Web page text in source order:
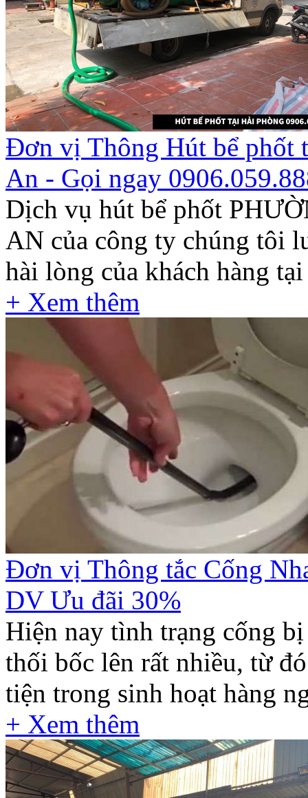
Đơn vị Thông Hút bể phốt
An - Gọi ngay
Dịch vụ hút bể phốt
AN của công ty chúng tôi
hài lòng của khách hàng
+ Xem thêm
Đơn vị Thông tắc Cống
DV Ưu đãi 30%
Hiện nay tình trạng cống
thối bốc lên rất nhiều, từ
tiện trong sinh hoạt hàng
+ Xem thêm